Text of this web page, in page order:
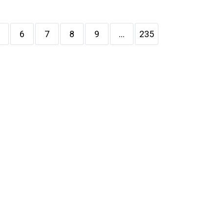
6 7 8 9 ... 235